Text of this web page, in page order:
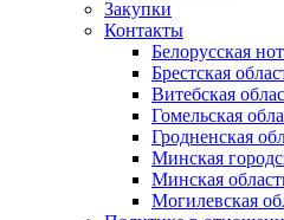
Закупки
Контакты
Белорусская
Брестская
Витебская
Гомельская
Гродненская
Минская
Минская
Могилевская